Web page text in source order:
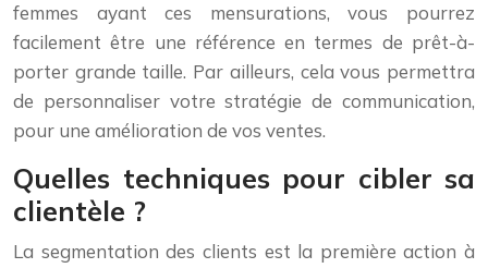
femmes ayant ces mensurations, vous pourrez
facilement être une référence en termes de prêt-à-
porter grande taille. Par ailleurs, cela vous permettra
de personnaliser votre stratégie de communication,
pour une amélioration de vos ventes.
Quelles techniques pour cibler sa
clientèle ?
La segmentation des clients est la première action à